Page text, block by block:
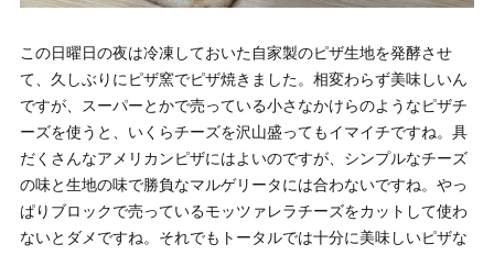
この日曜日の夜は冷凍しておいた自家製のピザ生地を発酵させ
て、久しぶりにピザ窯でピザ焼きました。相変わらず美味しいん
ですが、スーパーとかで売っている小さなかけらのようなピザチ
ーズを使うと、いくらチーズを沢山盛ってもイマイチですね。具
だくさんなアメリカンピザにはよいのですが、シンプルなチーズ
の味と生地の味で勝負なマルゲリータには合わないですね。やっ
ぱりブロックで売っているモッツァレラチーズをカットして使わ
ないとダメですね。それでもトータルでは十分に美味しいピザな